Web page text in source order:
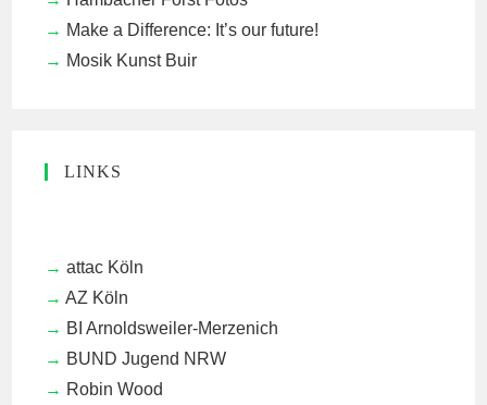
Make a Difference: It’s our future!
Mosik Kunst Buir
LINKS
attac Köln
AZ Köln
BI Arnoldsweiler-Merzenich
BUND Jugend NRW
Robin Wood